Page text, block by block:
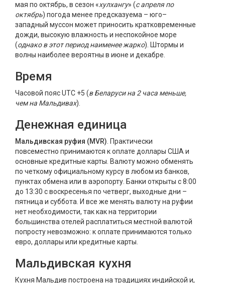
мая по октябрь, в сезон «хулхангу» (с апреля по
октябрь) погода менее предсказуема – юго–
западный муссон может приносить кратковременные
дожди, высокую влажность и неспокойное море
(однако в этот период наименее жарко). Штормы и
волны наиболее вероятны в июне и декабре.
Время
Часовой пояс UTC +5 (в Беларуси на 2 часа меньше,
чем на Мальдивах).
Денежная единица
Мальдивская руфия (MVR) . Практически
повсеместно принимаются к оплате доллары США и
основные кредитные карты. Валюту можно обменять
по четкому официальному курсу в любом из банков,
пунктах обмена или в аэропорту. Банки открыты с 8:00
до 13:30 с воскресенья по четверг, выходные дни –
пятница и суббота. И все же менять валюту на руфии
нет необходимости, так как на территории
большинства отелей расплатиться местной валютой
попросту невозможно: к оплате принимаются только
евро, доллары или кредитные карты.
Мальдивская кухня
Кухня Мальдив построена на традициях индийской и,